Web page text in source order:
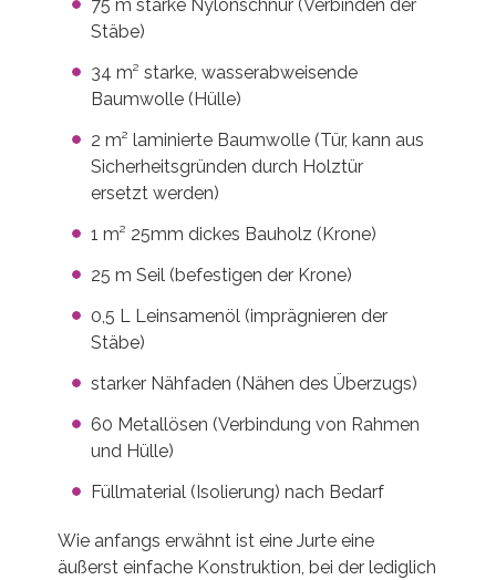
75 m starke Nylonschnur (Verbinden der
Stäbe)
34 m² starke, wasserabweisende
Baumwolle (Hülle)
2 m² laminierte Baumwolle (Tür, kann aus
Sicherheitsgründen durch Holztür
ersetzt werden)
1 m² 25mm dickes Bauholz (Krone)
25 m Seil (befestigen der Krone)
0,5 L Leinsamenöl (imprägnieren der
Stäbe)
starker Nähfaden (Nähen des Überzugs)
60 Metallösen (Verbindung von Rahmen
und Hülle)
Füllmaterial (Isolierung) nach Bedarf
Wie anfangs erwähnt ist eine Jurte eine
äußerst einfache Konstruktion, bei der lediglich